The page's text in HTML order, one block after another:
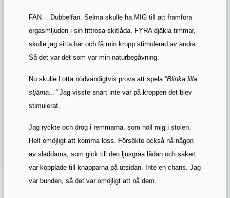
FAN… Dubbelfan. Selma skulle ha MIG till att framföra
orgasmljuden i sin fittrosa skitlåda. FYRA djäkla timmar,
skulle jag sitta här och få min kropp stimulerad av andra.
Så det var det som var min naturbegåvning.
Nu skulle Lotta nödvändigtvis prova att spela ”Blinka lilla
stjärna…” Jag visste snart inte var på kroppen det blev
stimulerat.
Jag ryckte och drog i remmarna, som höll mig i stolen.
Helt omöjligt att komma loss. Försökte också nå någon
av sladdarna, som gick till den ljusgråa lådan och säkert
var kopplade till knapparna på utsidan. Inte en chans. Jag
var bunden, så det var omöjligt att nå dem.